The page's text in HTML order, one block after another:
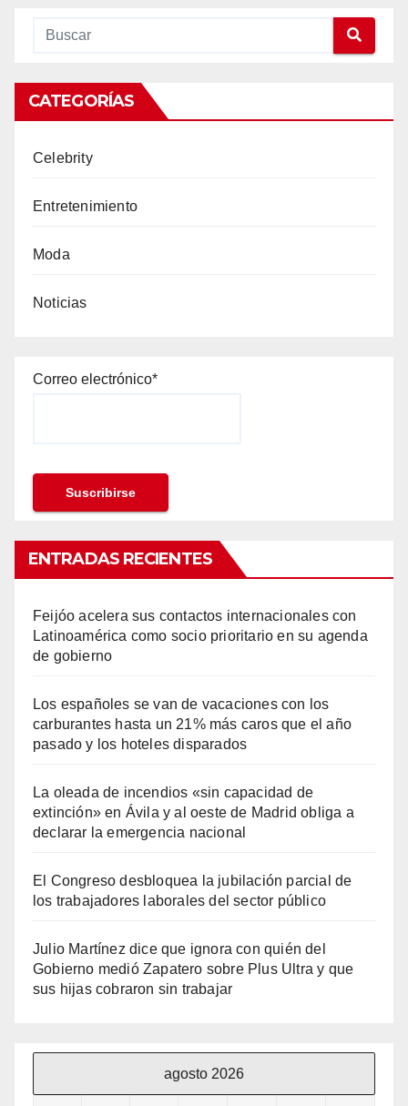
CATEGORÍAS
Celebrity
Entretenimiento
Moda
Noticias
Correo electrónico*
ENTRADAS RECIENTES
Feijóo acelera sus contactos internacionales con
Latinoamérica como socio prioritario en su agenda
de gobierno
Los españoles se van de vacaciones con los
carburantes hasta un 21% más caros que el año
pasado y los hoteles disparados
La oleada de incendios «sin capacidad de
extinción» en Ávila y al oeste de Madrid obliga a
declarar la emergencia nacional
El Congreso desbloquea la jubilación parcial de
los trabajadores laborales del sector público
Julio Martínez dice que ignora con quién del
Gobierno medió Zapatero sobre Plus Ultra y que
sus hijas cobraron sin trabajar
agosto 2026